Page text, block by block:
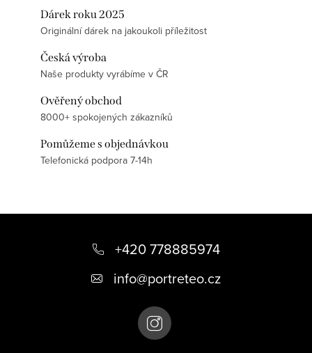
Dárek roku 2025
Originální dárek na jakoukoli příležitost
Česká výroba
Naše produkty vyrábíme v ČR
Ověřený obchod
8000+ spokojených zákazníků
Pomůžeme s objednávkou
Telefonická podpora 7-14h
+420 778885974
info@portreteo.cz